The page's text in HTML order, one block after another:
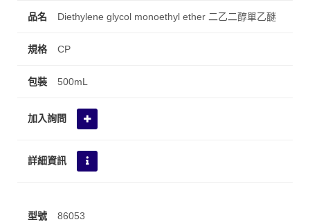
Diethylene glycol monoethyl ether 二乙二醇單乙醚
CP
500mL
86053